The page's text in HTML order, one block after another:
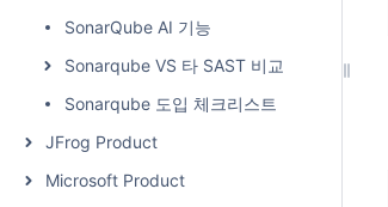
SonarQube AI 기능
Sonarqube VS 타 SAST 비교
Sonarqube 도입 체크리스트
JFrog Product
Microsoft Product